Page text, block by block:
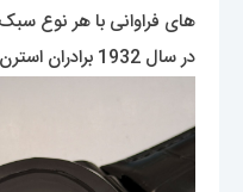
های فراوانی با هر نوع
در سال 1932 برادران استرن بعد از فوت پتک و فیلیپ ، این شرکت را خریداری کردند و نام این شرکت را به ( پتک فیلیپ اس ای ) تغییر دادند .